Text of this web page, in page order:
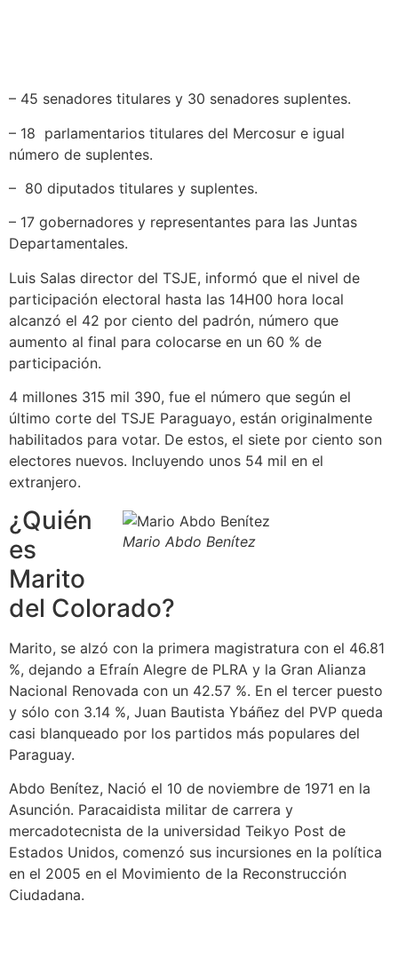
– 45 senadores titulares y 30 senadores suplentes.
– 18 parlamentarios titulares del Mercosur e igual
número de suplentes.
– 80 diputados titulares y suplentes.
– 17 gobernadores y representantes para las Juntas
Departamentales.
Luis Salas director del TSJE, informó que el nivel de
participación electoral hasta las 14H00 hora local
alcanzó el 42 por ciento del padrón, número que
aumento al final para colocarse en un 60 % de
participación.
4 millones 315 mil 390, fue el número que según el
último corte del TSJE Paraguayo, están originalmente
habilitados para votar. De estos, el siete por ciento son
electores nuevos. Incluyendo unos 54 mil en el
extranjero.
Mario Abdo Benítez
¿Quién
es
Marito
del Colorado?
Marito, se alzó con la primera magistratura con el 46.81
%, dejando a Efraín Alegre de PLRA y la Gran Alianza
Nacional Renovada con un 42.57 %. En el tercer puesto
y sólo con 3.14 %, Juan Bautista Ybáñez del PVP queda
casi blanqueado por los partidos más populares del
Paraguay.
Abdo Benítez, Nació el 10 de noviembre de 1971 en la
Asunción. Paracaidista militar de carrera y
mercadotecnista de la universidad Teikyo Post de
Estados Unidos, comenzó sus incursiones en la política
en el 2005 en el Movimiento de la Reconstrucción
Ciudadana.